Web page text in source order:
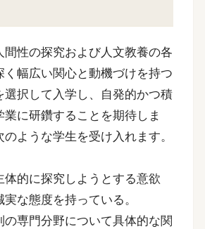
性の探究および人文教養の各
く幅広い関心と動機づけを持つ
選択して入学し、自発的かつ積
に研鑽することを期待しま
ような学生を受け入れます。
体的に探究しようとする意欲
な態度を持っている。
の専門分野について具体的な関